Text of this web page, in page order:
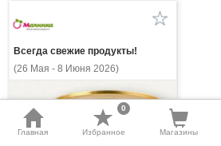
Всегда свежие продукты!
(26 Мая - 8 Июня 2026)
Главная Избранное
0
Магазины